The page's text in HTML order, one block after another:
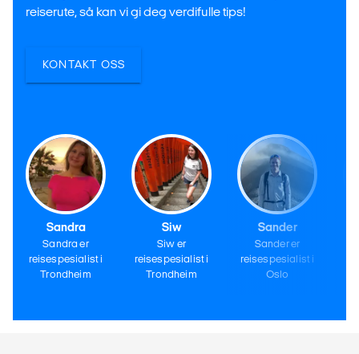
reiserute, så kan vi gi deg verdifulle tips!
KONTAKT OSS
Sandra
Sandra er
reisespesialist i
Trondheim
Siw
Siw er
reisespesialist i
Trondheim
Sander
Sander er
reisespesialist i
Oslo